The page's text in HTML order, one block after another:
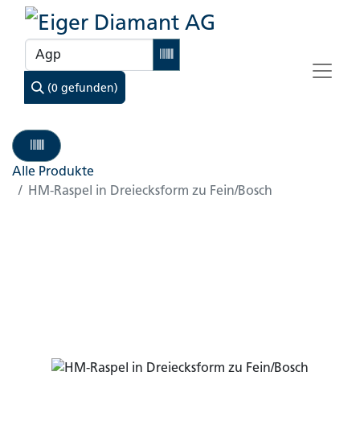
(0 gefunden)
Alle Produkte
HM-Raspel in Dreiecksform zu Fein/Bosch